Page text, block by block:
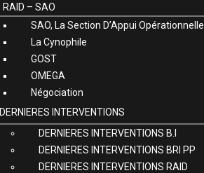
RAID – SAO
SAO, La Section D’Appui Opérationnelle
La Cynophile
GOST
OMEGA
Négociation
DERNIERES INTERVENTIONS
DERNIERES INTERVENTIONS B.I
DERNIERES INTERVENTIONS BRI PP
DERNIERES INTERVENTIONS RAID